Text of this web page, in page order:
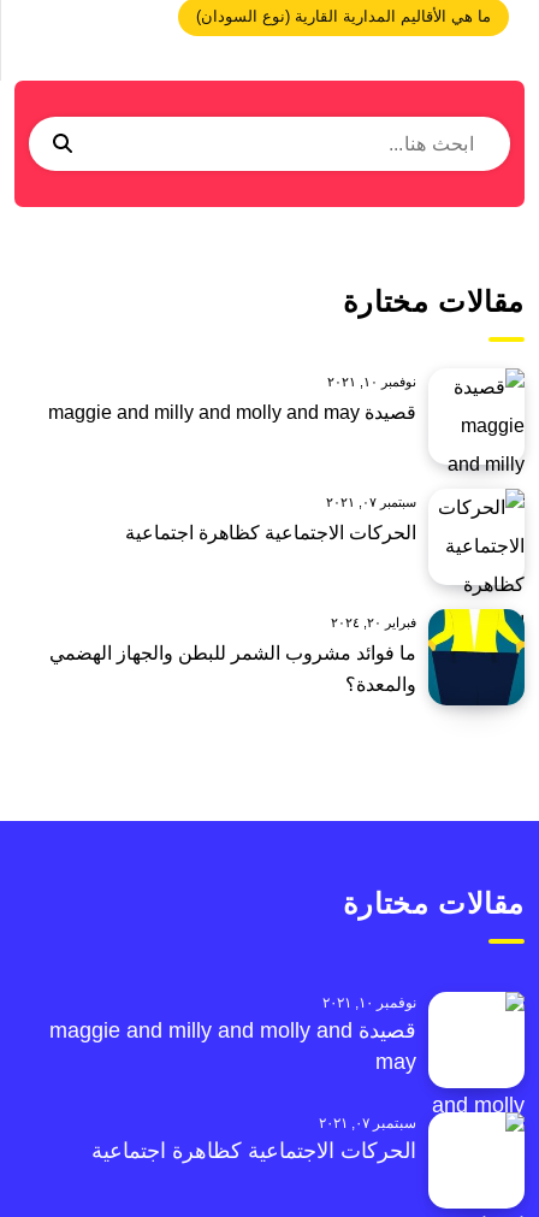
ما هي الأقاليم المدارية القارية (نوع السودان)
مقالات مختارة
نوفمبر ١٠, ٢٠٢١
قصيدة maggie and milly and molly and may
سبتمبر ٠٧, ٢٠٢١
الحركات الاجتماعية كظاهرة اجتماعية
فبراير ٢٠, ٢٠٢٤
ما فوائد مشروب الشمر للبطن والجهاز الهضمي
والمعدة؟
مقالات مختارة
نوفمبر ١٠, ٢٠٢١
قصيدة maggie and milly and molly and
may
سبتمبر ٠٧, ٢٠٢١
الحركات الاجتماعية كظاهرة اجتماعية